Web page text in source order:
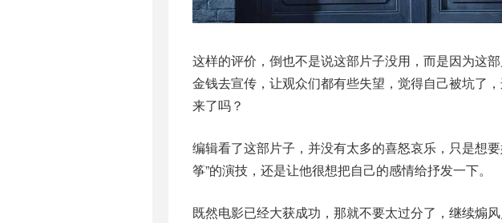
这样的评价，倒也不是说这部片子没用，而是因为这
金钱去宣传，让观众们都有些失望，觉得自己被坑了
来了吗？
编辑看了这部片子，并没有太多的喜怒哀乐，只是想
筝”的演技，还是让他很想把自己的感情给抒发一下。
既然电影已经大获成功，那就不要太过分了，继续煽